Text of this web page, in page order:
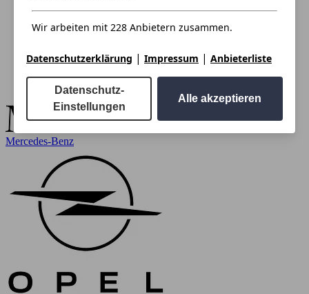
Mercedes-Benz
Wir arbeiten mit 228 Anbietern zusammen.
Datenschutzerklärung | Impressum | Anbieterliste
Datenschutz-
Einstellungen
Alle akzeptieren